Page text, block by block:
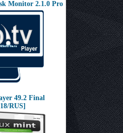
Monitor 2.1.0 Pro
49.2 Final
RUS]